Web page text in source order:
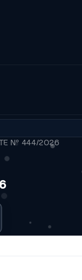
Nº 444/2026